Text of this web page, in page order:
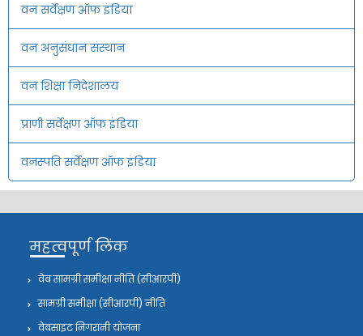
वन सर्वेक्षण ऑफ इंडिया
वन अनुसंधान संस्थान
वन शिक्षा निदेशालय
प्राणी सर्वेक्षण ऑफ इंडिया
वनस्पति सर्वेक्षण ऑफ इंडिया
महत्वपूर्ण लिंक
वेब सामग्री समीक्षा नीति (सीआरपी)
सामग्री समीक्षा (सीआरपी) नीति
वेबसाइट निगरानी योजना